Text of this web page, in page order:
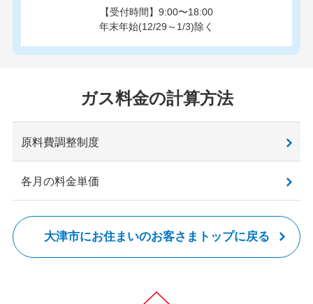
【受付時間】9:00〜18:00
年末年始(12/29～1/3)除く
ガス料金の計算方法
原料費調整制度
各月の料金単価
大津市にお住まいのお客さまトップに戻る